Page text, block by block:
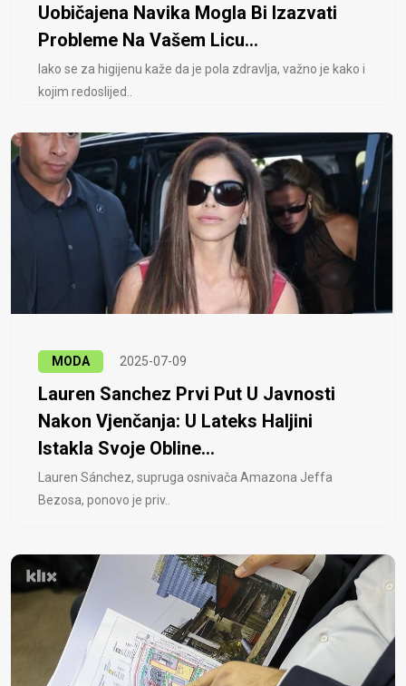
Uobičajena Navika Mogla Bi Izazvati
Probleme Na Vašem Licu...
Iako se za higijenu kaže da je pola zdravlja, važno je kako i
kojim redoslijed..
MODA 2025-07-09
Lauren Sanchez Prvi Put U Javnosti
Nakon Vjenčanja: U Lateks Haljini
Istakla Svoje Obline...
Lauren Sánchez, supruga osnivača Amazona Jeffa
Bezosa, ponovo je priv..